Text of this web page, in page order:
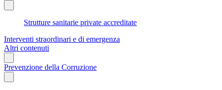
Strutture sanitarie private accreditate
Interventi straordinari e di emergenza
Altri contenuti
Prevenzione della Corruzione